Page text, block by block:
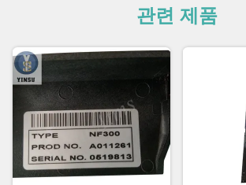
관련 제품